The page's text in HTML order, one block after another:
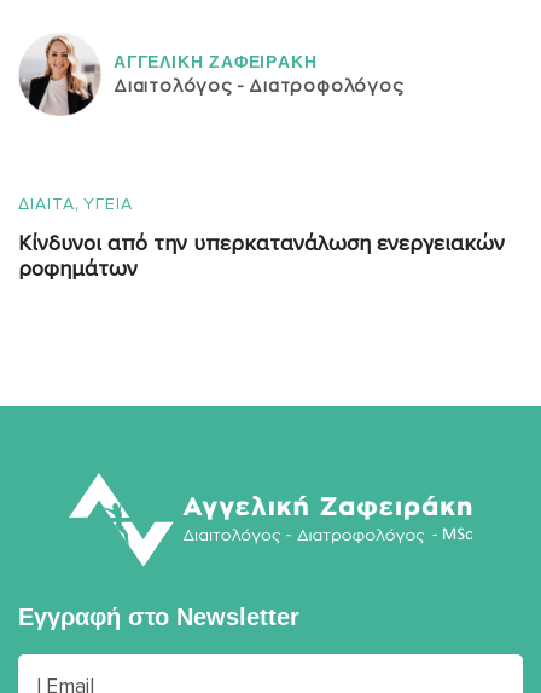
ΑΓΓΕΛΙΚH ΖΑΦΕΙΡAΚΗ
Διαιτολόγος - Διατροφολόγος
ΔΙΑΙΤΑ, ΥΓΕΙΑ
Κίνδυνοι από την υπερκατανάλωση ενεργειακών
ροφημάτων
Εγγραφή στο Newsletter